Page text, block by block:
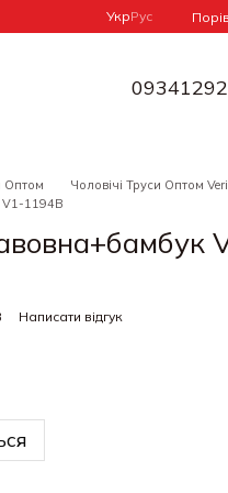
УкрРус
Оптом
Чоловічі Труси Оптом
V1-1194B
Написати відгук